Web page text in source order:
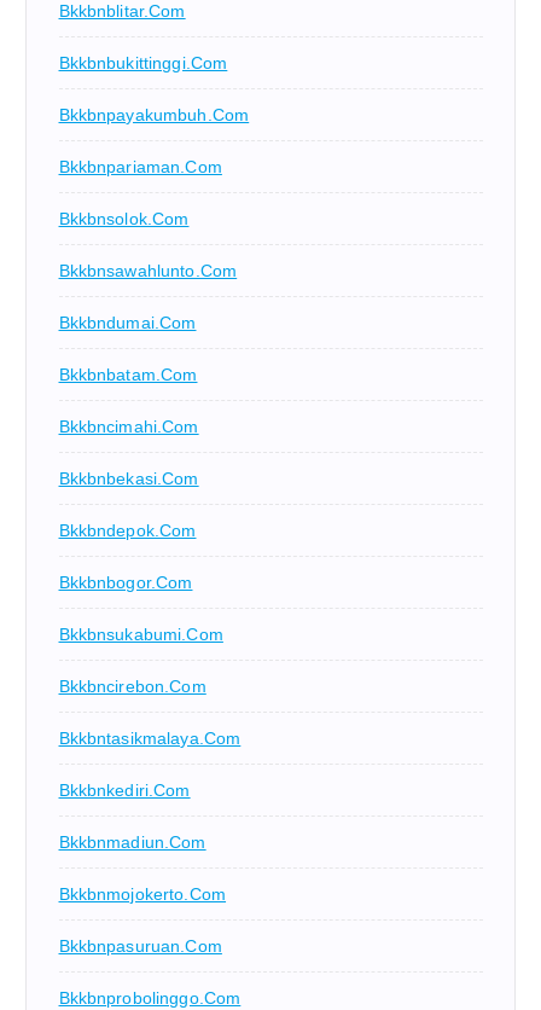
Bkkbnblitar.com
Bkkbnbukittinggi.com
Bkkbnpayakumbuh.com
Bkkbnpariaman.com
Bkkbnsolok.com
Bkkbnsawahlunto.com
Bkkbndumai.com
Bkkbnbatam.com
Bkkbncimahi.com
Bkkbnbekasi.com
Bkkbndepok.com
Bkkbnbogor.com
Bkkbnsukabumi.com
Bkkbncirebon.com
Bkkbntasikmalaya.com
Bkkbnkediri.com
Bkkbnmadiun.com
Bkkbnmojokerto.com
Bkkbnpasuruan.com
Bkkbnprobolinggo.com